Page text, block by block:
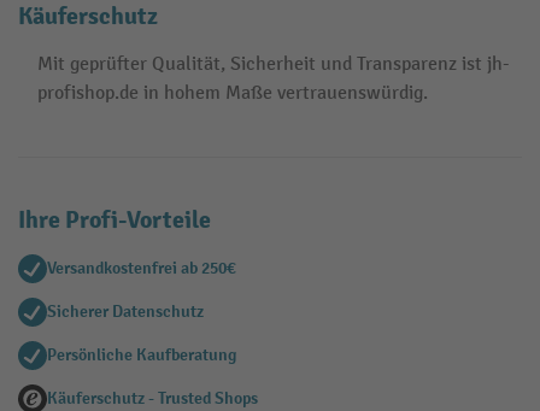
Käuferschutz
Mit geprüfter Qualität, Sicherheit und Transparenz ist jh-
profishop.de in hohem Maße vertrauenswürdig.
Ihre Profi-Vorteile
Versandkostenfrei ab 250€
Sicherer Datenschutz
Persönliche Kaufberatung
Käuferschutz - Trusted Shops